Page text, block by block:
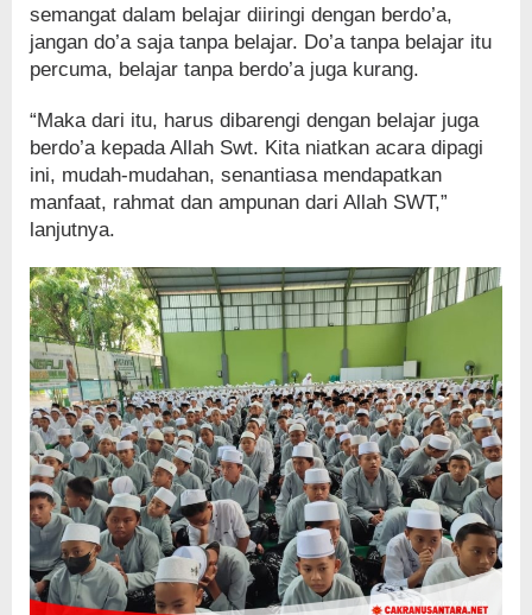
semangat dalam belajar diiringi dengan berdo’a,
jangan do’a saja tanpa belajar. Do’a tanpa belajar itu
percuma, belajar tanpa berdo’a juga kurang.
“Maka dari itu, harus dibarengi dengan belajar juga
berdo’a kepada Allah Swt. Kita niatkan acara dipagi
ini, mudah-mudahan, senantiasa mendapatkan
manfaat, rahmat dan ampunan dari Allah SWT,”
lanjutnya.